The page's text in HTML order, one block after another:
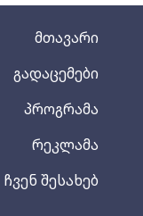
მთავარი
გადაცემები
პროგრამა
რეკლამა
ჩვენ შესახებ